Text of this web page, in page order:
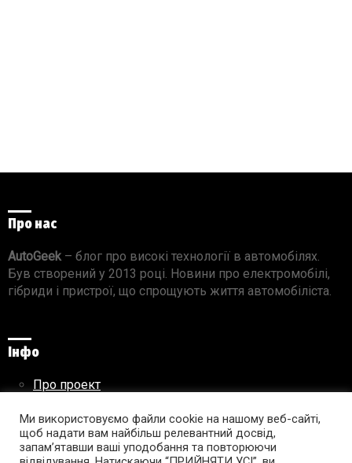
Про нас
AutoGeek– блог про високі технології в автомобілях.
Був створений у 2013 році. Новини про електромобілі,
гібриди і пристрої, що спрощують життя автомобіліста.
Інфо
Про проект
Правила використання матеріалів
Ми використовуємо файли cookie на нашому веб-сайті,
щоб надати вам найбільш релевантний досвід,
запам’ятавши ваші уподобання та повторюючи